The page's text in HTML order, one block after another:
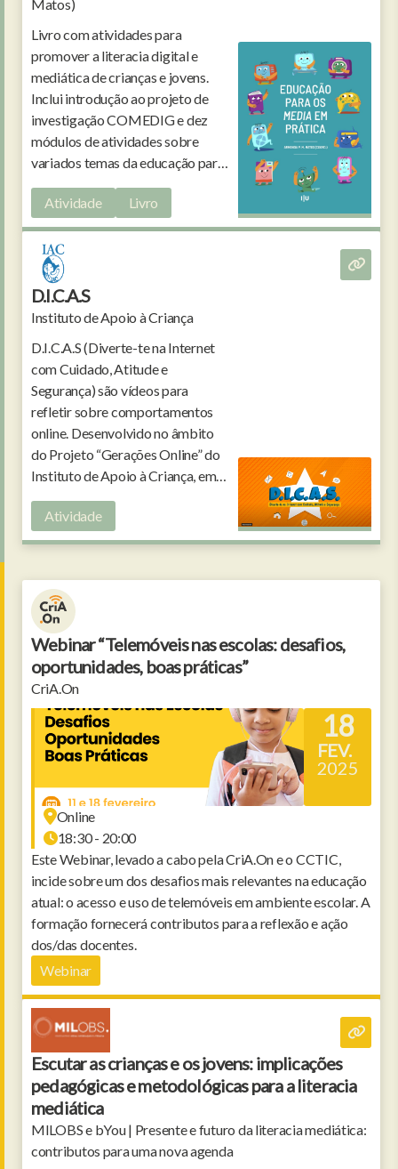
Matos)
Livro com atividades para
promover a literacia digital e
mediática de crianças e jovens.
Inclui introdução ao projeto de
investigação COMEDIG e dez
módulos de atividades sobre
variados temas da educação para
Atividade
Livro
D.I.C.A.S
Instituto de Apoio à Criança
D.I.C.A.S (Diverte-te na Internet
com Cuidado, Atitude e
Segurança) são vídeos para
refletir sobre comportamentos
online. Desenvolvido no âmbito
do Projeto “Gerações Online” do
Instituto de Apoio à Criança, em
de Lisboa.
Atividade
Webinar “Telemóveis nas escolas: desafios,
oportunidades, boas práticas”
CriA.On
18
FEV.
2025
Online
18:30 - 20:00
Este Webinar, levado a cabo pela CriA.On e o CCTIC,
incide sobre um dos desafios mais relevantes na educação
atual: o acesso e uso de telemóveis em ambiente escolar. A
formação fornecerá contributos para a reflexão e ação
dos/das docentes.
Webinar
Escutar as crianças e os jovens: implicações
pedagógicas e metodológicas para a literacia
mediática
MILOBS e bYou | Presente e futuro da literacia mediática:
contributos para uma nova agenda